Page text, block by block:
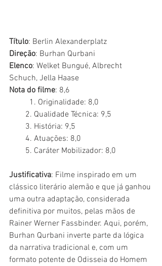
Título: Berlin Alexanderplatz
Direção: Burhan Qurbani
Elenco: Welket Bungué, Albrecht
Schuch, Jella Haase
Nota do filme
	1. Originalidade: 8,0
        2. Qualidade Técnica: 9,5
        3. História: 9,5
        4. Atuações: 8,0
        5. Caráter Mobilizador: 8,0
Justificativa: Filme inspirado em um
clássico literário alemão e que já ganhou
uma outra adaptação, considerada
definitiva por muitos, pelas mãos de
Rainer Werner Fassbinder. Aqui, porém,
Burhan Qurbani inverte parte da lógica
da narrativa tradicional e, com um
formato potente de Odisseia do Homem